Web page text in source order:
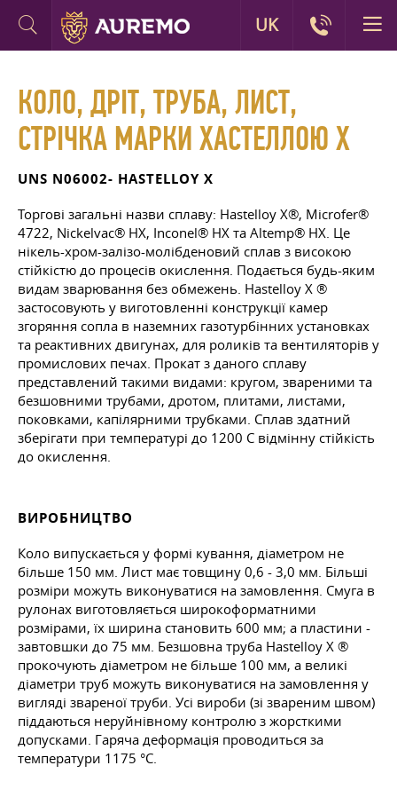
КОЛО, ДРІТ, ТРУБА, ЛИСТ,
СТРІЧКА МАРКИ ХАСТЕЛЛОЮ Х
UNS N06002- HASTELLOY X
Торгові загальні назви сплаву: Hastelloy X®, Microfer®
4722, Nickelvac® HX, Inconel® HX та Altemp® HX. Це
нікель-хром-залізо-молібденовий сплав з високою
стійкістю до процесів окислення. Подається будь-яким
видам зварювання без обмежень. Hastelloy X ®
застосовують у виготовленні конструкції камер
згоряння сопла в наземних газотурбінних установках
та реактивних двигунах, для роликів та вентиляторів у
промислових печах. Прокат з даного сплаву
представлений такими видами: кругом, звареними та
безшовними трубами, дротом, плитами, листами,
поковками, капілярними трубками. Сплав здатний
зберігати при температурі до 1200 С відмінну стійкість
до окислення.
ВИРОБНИЦТВО
Коло випускається у формі кування, діаметром не
більше 150 мм. Лист має товщину 0,6 - 3,0 мм. Більші
розміри можуть виконуватися на замовлення. Смуга в
рулонах виготовляється широкоформатними
розмірами, їх ширина становить 600 мм; а пластини -
завтовшки до 75 мм. Безшовна труба Hastelloy X ®
прокочують діаметром не більше 100 мм, а великі
діаметри труб можуть виконуватися на замовлення у
вигляді звареної труби. Усі вироби (зі звареним швом)
піддаються неруйнівному контролю з жорсткими
допусками. Гаряча деформація проводиться за
температури 1175 °C.
UK